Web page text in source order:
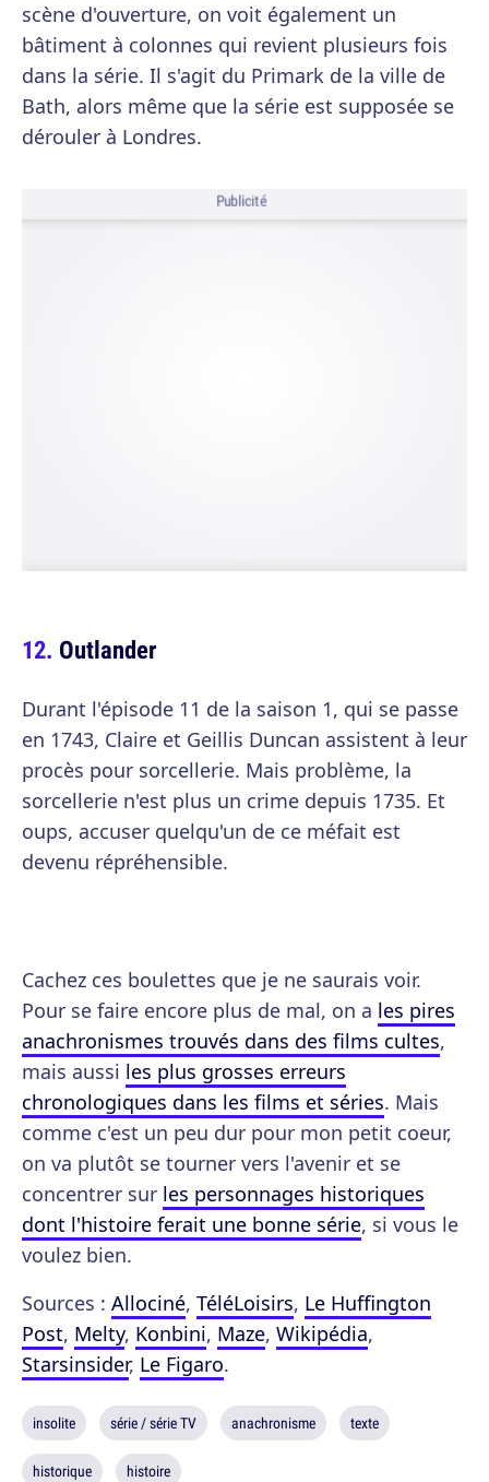
scène d'ouverture, on voit également un
bâtiment à colonnes qui revient plusieurs fois
dans la série. Il s'agit du Primark de la ville de
Bath, alors même que la série est supposée se
dérouler à Londres.
Publicité
Outlander
Durant l'épisode 11 de la saison 1, qui se passe
en 1743, Claire et Geillis Duncan assistent à leur
procès pour sorcellerie. Mais problème, la
sorcellerie n'est plus un crime depuis 1735. Et
oups, accuser quelqu'un de ce méfait est
devenu répréhensible.
Cachez ces boulettes que je ne saurais voir.
Pour se faire encore plus de mal, on a les pires
anachronismes trouvés dans des films cultes,
mais aussi les plus grosses erreurs
chronologiques dans les films et séries. Mais
comme c'est un peu dur pour mon petit coeur,
on va plutôt se tourner vers l'avenir et se
concentrer sur les personnages historiques
dont l'histoire ferait une bonne série, si vous le
voulez bien.
Sources : Allociné, TéléLoisirs, Le Huffington
Post, Melty, Konbini, Maze, Wikipédia,
Starsinsider, Le Figaro.
insolite série / série TV anachronisme texte
historique histoire